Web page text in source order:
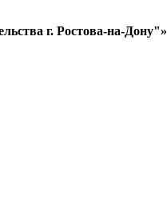
г. Ростова-на-Дону"»